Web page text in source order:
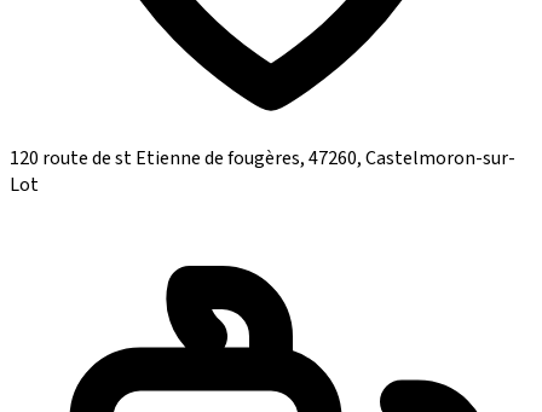
120 route de st Etienne de fougères, 47260, Castelmoron-sur-
Lot